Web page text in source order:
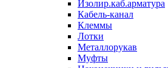
Изолир.каб.арматура
Кабель-канал
Клеммы
Лотки
Металлорукав
Муфты